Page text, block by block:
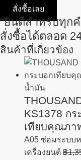
สั่งซื้อเลย
"ยินดีสำหรับทุก
สั่งซื้อได้ตลอด
สินค้าที่เกี่ยวข้อง
KS1378 กร
เทียบคุณภา
A05 ซ่อมระบบ
เครื่องยนต์ ฿